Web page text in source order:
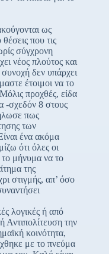
ως
που τις
σύγχρονη
νέος πλούτος και
δεν υπάρχει
έτοιμοι να το
προχθές, είδα
-σχεδόν 8 στους
πως
των
ένα ακόμα
ότι όλες οι
το μήνυμα να το
της
στιγμής, απ’ όσο
λογικές ή από
Αντιπολίτευση την
κοινότητα,
με το πνεύμα